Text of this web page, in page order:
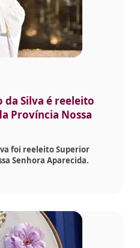
da Silva é reeleito
Província Nossa
foi reeleito Superior
Senhora Aparecida.